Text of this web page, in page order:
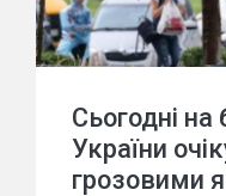
Сьогодні на
України
грозовими